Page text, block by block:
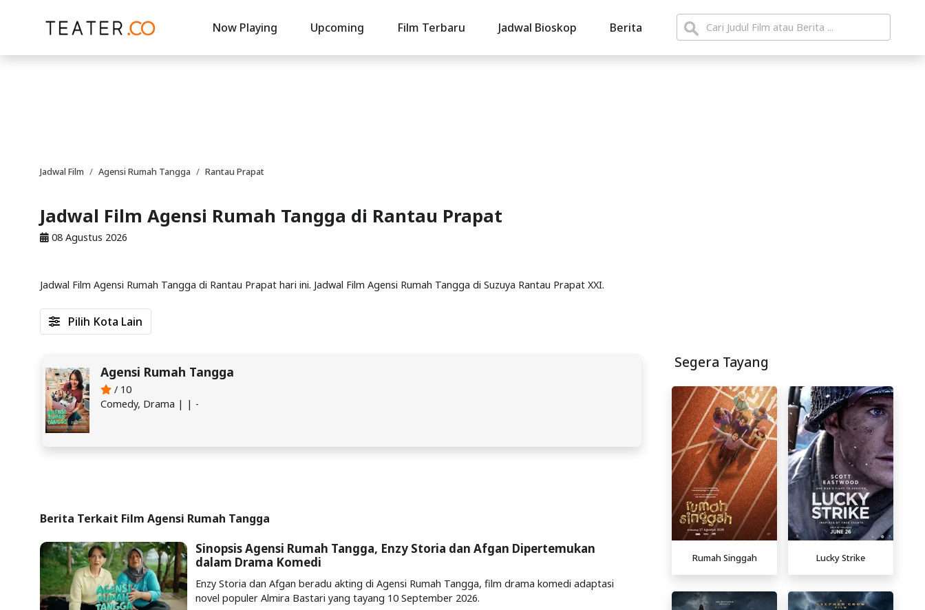
Now Playing Upcoming Film Terbaru Jadwal Bioskop Berita
Jadwal Film Agensi Rumah Tangga Rantau Prapat
Jadwal Film Agensi Rumah Tangga di Rantau Prapat
08 Agustus 2026
Jadwal Film Agensi Rumah Tangga di Rantau Prapat hari ini. Jadwal Film Agensi Rumah Tangga di Suzuya Rantau Prapat XXI.
Agensi Rumah Tangga
/ 10
Comedy, Drama | | -
Pilih Kota Lain
Berita Terkait Film Agensi Rumah Tangga
Sinopsis Agensi Rumah Tangga, Enzy Storia dan Afgan Dipertemukan
dalam Drama Komedi
Enzy Storia dan Afgan beradu akting di Agensi Rumah Tangga, film drama komedi adaptasi
novel populer Almira Bastari yang tayang 10 September 2026.
Segera Tayang
Rumah Singgah Lucky Strike